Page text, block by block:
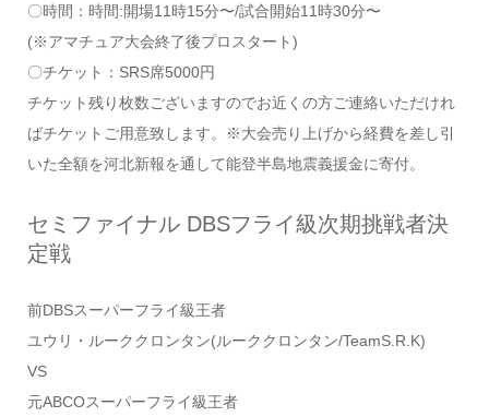
〇時間：時間:開場11時15分〜/試合開始11時30分〜
(※アマチュア大会終了後プロスタート)
〇チケット：SRS席5000円
チケット残り枚数ございますのでお近くの方ご連絡いただけれ
ばチケットご用意致します。※大会売り上げから経費を差し引
いた全額を河北新報を通して能登半島地震義援金に寄付。
セミファイナル DBSフライ級次期挑戦者決
定戦
前DBSスーパーフライ級王者
ユウリ・ルーククロンタン(ルーククロンタン/TeamS.R.K)
VS
元ABCOスーパーフライ級王者